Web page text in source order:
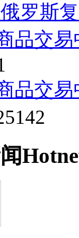
俄罗斯
品交
品交
Hot